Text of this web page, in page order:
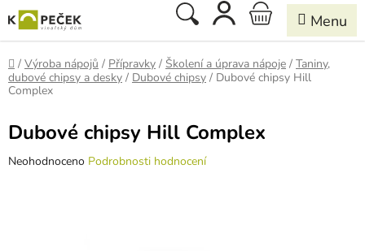
na
obsah
Hledat
NÁKUPNÍ
KOŠÍK
Domů
/ Výroba nápojů / Přípravky / Školení a úprava nápoje / Taniny,
dubové chipsy a desky / Dubové chipsy / Dubové chipsy Hill
Complex
Dubové chipsy Hill Complex
Průměrné
Neohodnoceno Podrobnosti hodnocení